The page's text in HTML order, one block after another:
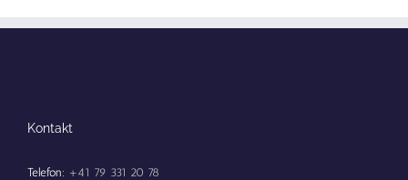
Kontakt
Telefon: +41 79 331 20 78